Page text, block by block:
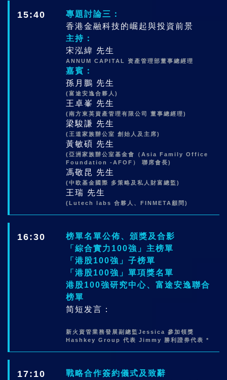
15:40
專題討論三：
香港金融科技的崛起與投資前景
主持：
宋泓緯 先生
ANNUM CAPITAL 资產管理部董事總經理
嘉賓：
孫月鵬 先生
(富途安逸合夥人)
王卓峯 先生
(南方東英資產管理有限公司 董事總經理)
梁駿謙 先生
(王道家族辦公室 創始人及主席)
黃敏碩 先生
(亞洲家族辦公室基金會（Asia Family Office
Foundation -AFOF） 聯席會長)
馮敬昆 先生
(中欧基金國際 多策略及私人財富總監)
王瑞 先生
(Lutech labs 合夥人、FINMETA顧問)
16:30
榜單名單公佈、頒獎及合影
「綜合實力100強」主榜單
「港股100強」子榜單
「港股100強」單項獎名單
港股100強研究中心、富途安逸聯合
榜單
简短发言：
新火資管業務發展副總監Jessica 參加領獎
Hashkey Group 代表 Jimmy 勝利證券代表 *
17:10
戰略合作簽約儀式及致辭